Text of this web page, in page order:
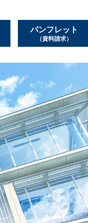
パンフレット
（資料請求）